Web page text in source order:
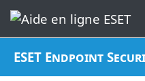
ESET Endpoint